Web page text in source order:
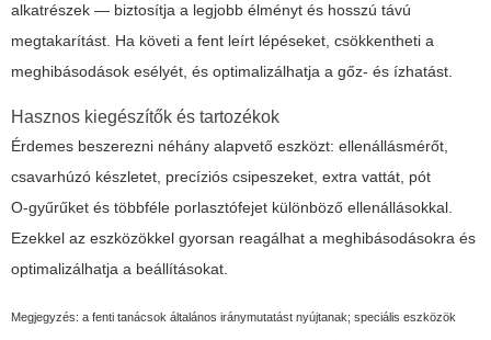
alkatrészek — biztosítja a legjobb élményt és hosszú távú
megtakarítást. Ha követi a fent leírt lépéseket, csökkentheti a
meghibásodások esélyét, és optimalizálhatja a gőz‑ és ízhatást.
Hasznos kiegészítők és tartozékok
Érdemes beszerezni néhány alapvető eszközt: ellenállásmérőt,
csavarhúzó készletet, precíziós csipeszeket, extra vattát, pót
O‑gyűrűket és többféle porlasztófejet különböző ellenállásokkal.
Ezekkel az eszközökkel gyorsan reagálhat a meghibásodásokra és
optimalizálhatja a beállításokat.
Megjegyzés: a fenti tanácsok általános iránymutatást nyújtanak; speciális eszközök